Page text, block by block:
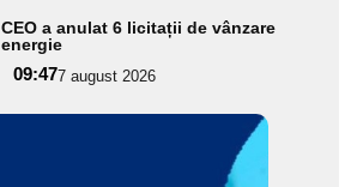
CEO a anulat 6 licitații de vânzare
energie
09:477 august 2026